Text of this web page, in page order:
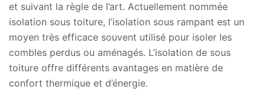
et suivant la règle de l’art. Actuellement nommée
isolation sous toiture, l’isolation sous rampant est un
moyen très efficace souvent utilisé pour isoler les
combles perdus ou aménagés. L’isolation de sous
toiture offre différents avantages en matière de
confort thermique et d’énergie.